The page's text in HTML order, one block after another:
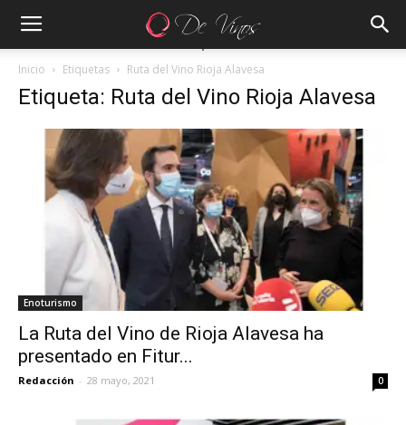
Inicio Etiquetas Ruta del Vino Rioja Alavesa
Etiqueta: Ruta del Vino Rioja Alavesa
Enoturismo
La Ruta del Vino de Rioja Alavesa ha
presentado en Fitur...
Redacción - 28 mayo, 2021 0